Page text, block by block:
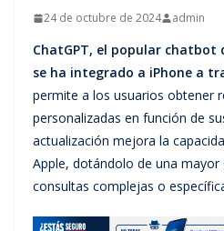
24 de octubre de 2024 admin
ChatGPT, el popular chatbot
se ha integrado a iPhone a
permite a los usuarios obtener
personalizadas en función de
actualización mejora la
Apple, dotándolo de una mayor
consultas complejas o